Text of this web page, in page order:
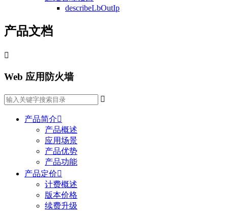
describeLbOutIp
产品文档

Web 应用防火墙

产品简介
产品概述
应用场景
产品优势
产品功能
产品定价
计费概述
版本价格
续费升级